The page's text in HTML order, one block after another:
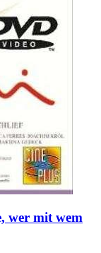
wer mit wem